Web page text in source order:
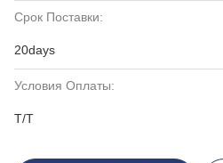
Срок Поставки:
20days
Условия Оплаты:
T/T